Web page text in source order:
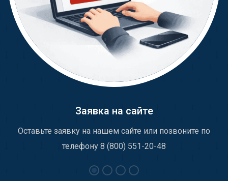
Заявка на сайте
Оставьте заявку на нашем сайте или позвоните по
телефону 8 (800) 551-20-48